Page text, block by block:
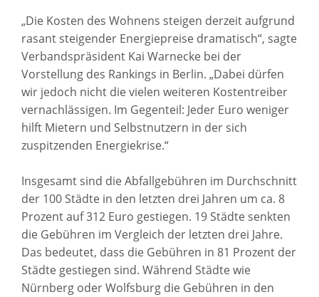
„Die Kosten des Wohnens steigen derzeit aufgrund
rasant steigender Energiepreise dramatisch“, sagte
Verbandspräsident Kai Warnecke bei der
Vorstellung des Rankings in Berlin. „Dabei dürfen
wir jedoch nicht die vielen weiteren Kostentreiber
vernachlässigen. Im Gegenteil: Jeder Euro weniger
hilft Mietern und Selbstnutzern in der sich
zuspitzenden Energiekrise.“
Insgesamt sind die Abfallgebühren im Durchschnitt
der 100 Städte in den letzten drei Jahren um ca. 8
Prozent auf 312 Euro gestiegen. 19 Städte senkten
die Gebühren im Vergleich der letzten drei Jahre.
Das bedeutet, dass die Gebühren in 81 Prozent der
Städte gestiegen sind. Während Städte wie
Nürnberg oder Wolfsburg die Gebühren in den